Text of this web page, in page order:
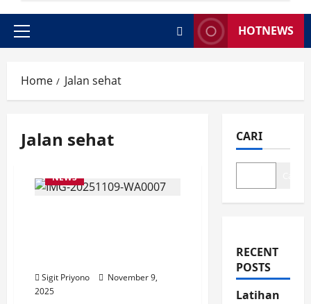
Primary
HOTNEWS
Home Jalan sehat
Jalan sehat
NEWS
Sigit Priyono
November 9,
2025
CARI
RECENT
POSTS
Latihan